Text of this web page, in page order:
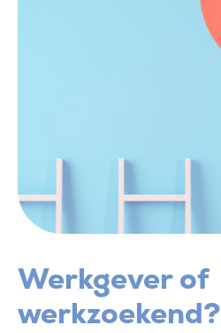
Werkgever of
werkzoekend?